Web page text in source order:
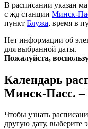
В расписании указан
с жд станции Минск-
пункт Блужа, время в
Нет информации об
для выбранной даты.
Пожалуйста,
Календарь
Минск-Пасс. –
Чтобы узнать
другую дату, выберите